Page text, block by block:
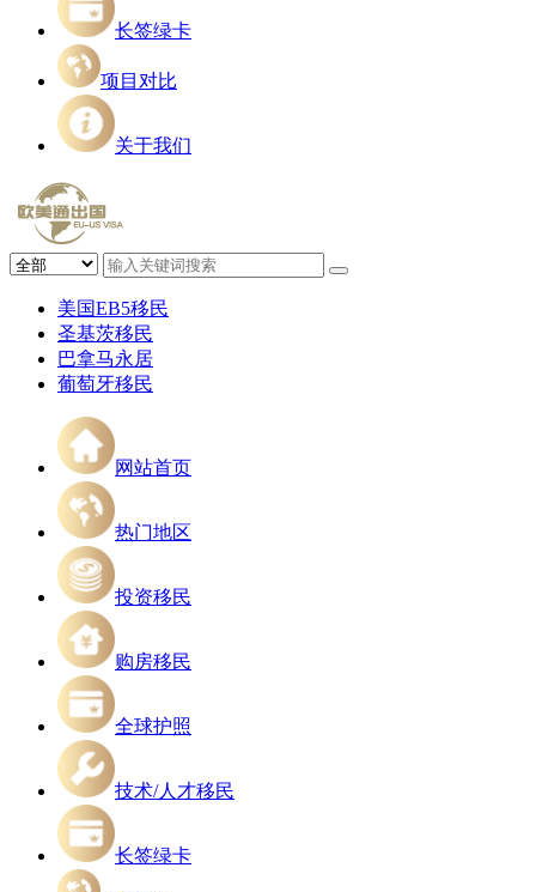
长签绿卡
项目对比
关于我们
美国EB5移民
圣基茨移民
巴拿马永居
葡萄牙移民
网站首页
热门地区
投资移民
购房移民
全球护照
技术/人才移民
长签绿卡